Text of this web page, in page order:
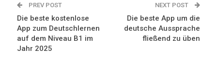
PREV POST
Die beste kostenlose
App zum Deutschlernen
auf dem Niveau B1 im
Jahr 2025
NEXT POST
Die beste App um die
deutsche Aussprache
fließend zu üben